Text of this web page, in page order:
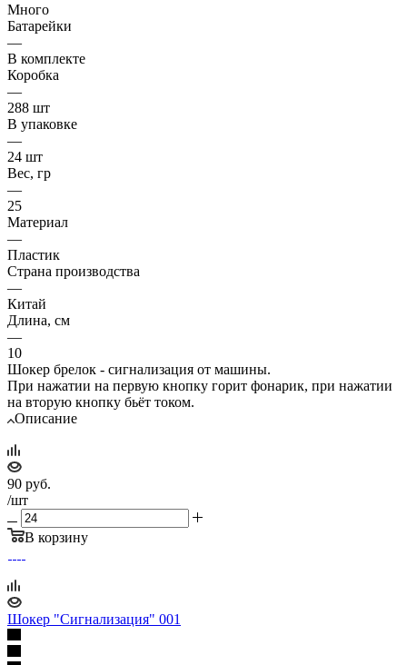
Много
Батарейки
—
В комплекте
Коробка
—
288 шт
В упаковке
—
24 шт
Вес, гр
—
25
Материал
—
Пластик
Страна производства
—
Китай
Длина, см
—
10
Шокер брелок - сигнализация от машины.
При нажатии на первую кнопку горит фонарик, при нажатии
на вторую кнопку бьёт током.
Описание
90 руб.
/шт
В корзину
Шокер "Сигнализация" 001